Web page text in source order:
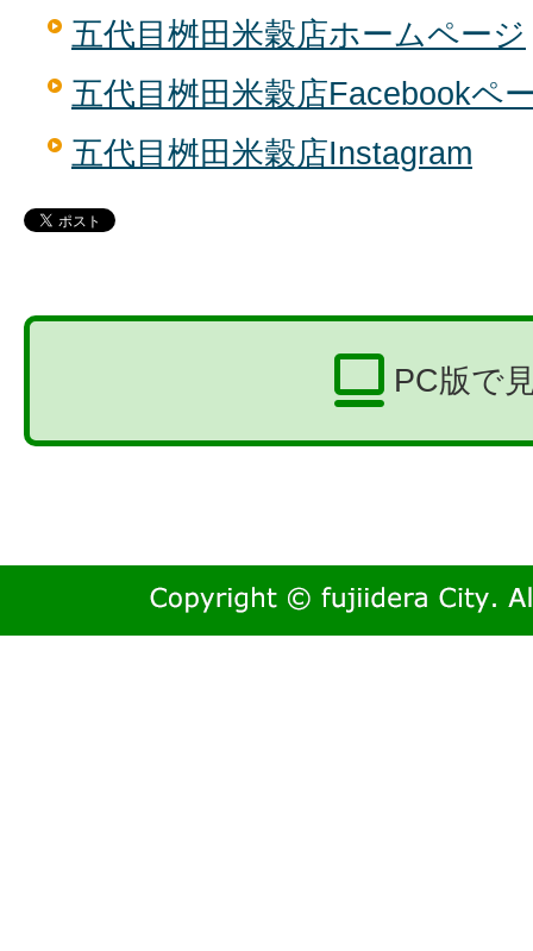
五代目桝田米穀店ホームページ
五代目桝田米穀店Facebookペ
五代目桝田米穀店Instagram
PC版で